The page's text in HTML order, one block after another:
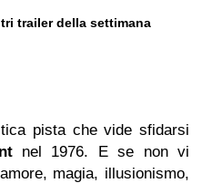
trailer della settimana
pista che vide sfidarsi
nel 1976. E se non vi
magia, illusionismo,